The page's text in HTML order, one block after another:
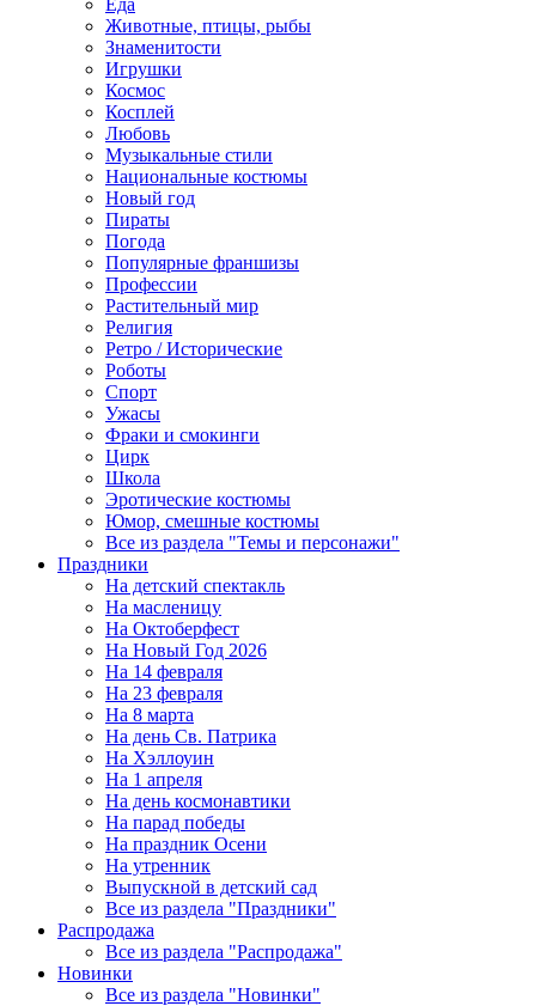
Еда
Животные, птицы, рыбы
Знаменитости
Игрушки
Космос
Косплей
Любовь
Музыкальные стили
Национальные костюмы
Новый год
Пираты
Погода
Популярные франшизы
Профессии
Растительный мир
Религия
Ретро / Исторические
Роботы
Спорт
Ужасы
Фраки и смокинги
Цирк
Школа
Эротические костюмы
Юмор, смешные костюмы
Все из раздела "Темы и персонажи"
Праздники
На детский спектакль
На масленицу
На Октоберфест
На Новый Год 2026
На 14 февраля
На 23 февраля
На 8 марта
На день Св. Патрика
На Хэллоуин
На 1 апреля
На день космонавтики
На парад победы
На праздник Осени
На утренник
Выпускной в детский сад
Все из раздела "Праздники"
Распродажа
Все из раздела "Распродажа"
Новинки
Все из раздела "Новинки"